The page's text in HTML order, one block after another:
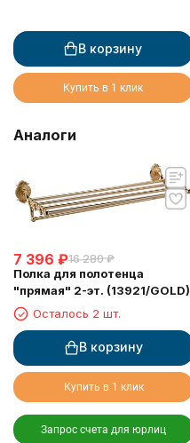
В корзину
Купить в 1 клик
Аналоги
7 396 ₽16 280 ₽
Полка для полотенца
"прямая" 2-эт. (13921/GOLD)
Осталось 2 шт.
В корзину
Купить в 1 клик
Запрос счета для юрлиц